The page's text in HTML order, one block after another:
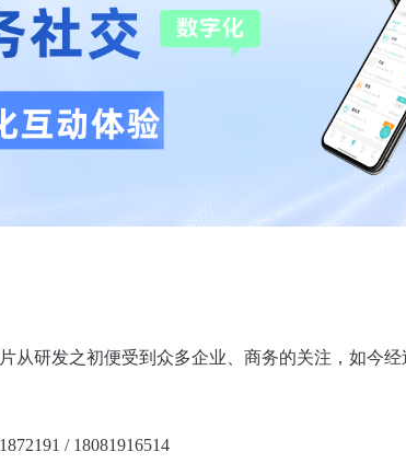
从研发之初便受到众多企业、商务的关注，如今
/ 18081916514